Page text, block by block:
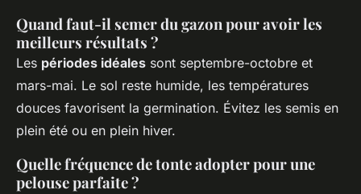
Quand faut-il semer du gazon pour avoir les
meilleurs résultats ?
Les périodes idéales sont septembre-octobre et
mars-mai. Le sol reste humide, les températures
douces favorisent la germination. Évitez les semis en
plein été ou en plein hiver.
Quelle fréquence de tonte adopter pour une
pelouse parfaite ?